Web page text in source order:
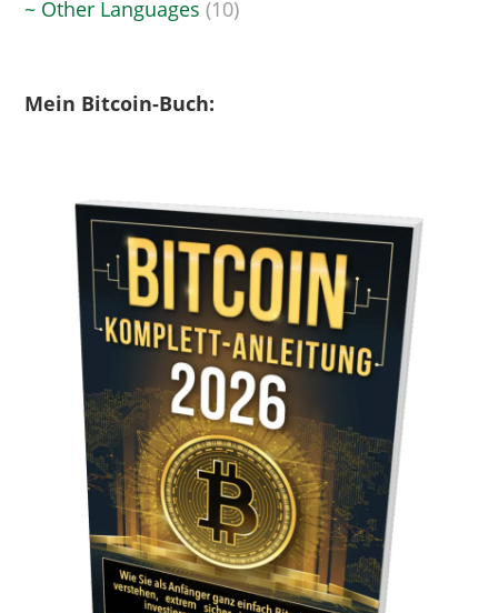
~ Other Languages (10)
Mein Bitcoin-Buch: